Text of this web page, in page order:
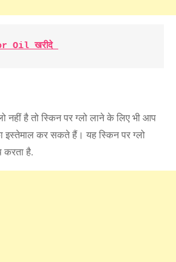
Oil खरीदे
नहीं है तो स्किन पर ग्लो लाने के लिए भी आप
कर सकते हैं। यह स्किन पर ग्लो
है.